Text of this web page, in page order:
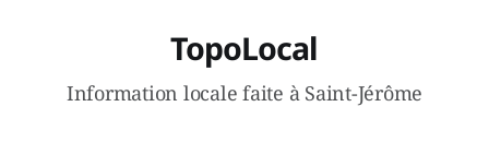
TopoLocal
Information locale faite à Saint-Jérôme